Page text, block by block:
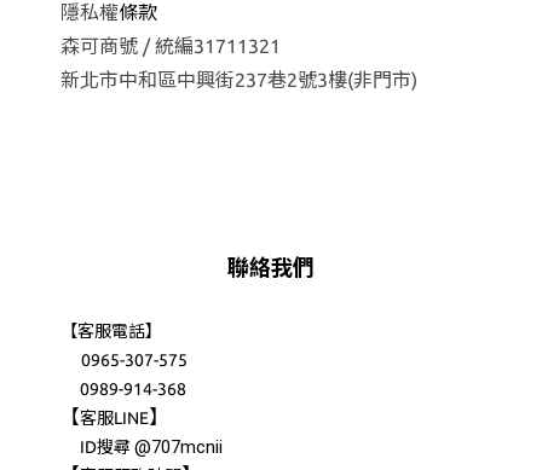
隱私權條款
森可商號 / 統編31711321
新北市中和區中興街237巷2號3樓(非門市)
聯絡我們
【客服電話】
0965-307-575
0989-914-368
【客服LINE】
ID搜尋@707mcnii